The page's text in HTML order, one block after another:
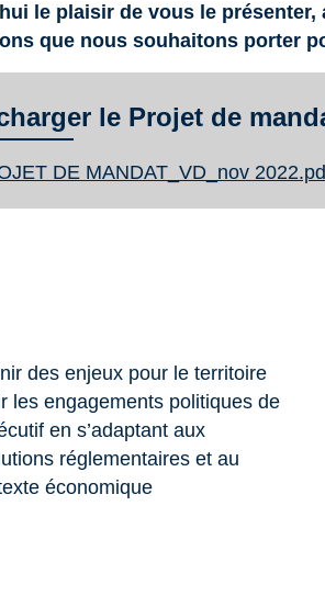
le plaisir de vous le
que nous souhaitons porter
le Projet de
DE MANDAT_VD_nov
des enjeux pour le territoire
les engagements politiques de
en s’adaptant aux
réglementaires et au
économique